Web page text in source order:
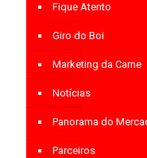
Fique Atento
Giro do Boi
Marketing da Carne
Notícias
Panorama do
Parceiros